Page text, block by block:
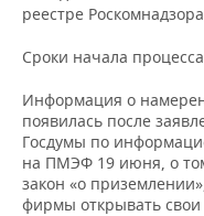
ONLINE-
ОТКРЫТАЯ ЛЕКЦИЯ
ХОККЕЙ
БАСКЕТБОЛ
ВОЛЕЙБОЛ
КИБЕРСПОРТ
ВЛАСТЬ
ИНФРАСТРУКТУРА
ИСТОРИЯ
КУЛЬТУРА
СЮЖЕТЫ
СПРАВОЧНИК
СПИСОК ПЕРСОН
СПИСОК КОМПАНИЙ
ПОЛНАЯ ВЕРСИЯ
реестре
Сроки начала
Информация о
появилась после
Госдумы по
на ПМЭФ 19 июня, о
закон «о
фирмы открывать